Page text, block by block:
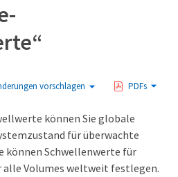
vorschlagen PDFs
können Sie globale
für überwachte
können Schwellenwerte für
alle Volumes weltweit festlegen.